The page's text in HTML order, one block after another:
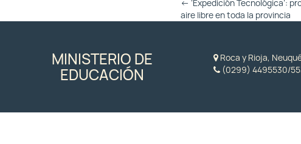
Entradas
← ‘Expedición Tecnológica’:
aire libre en toda la provincia
MINISTERIO DE
EDUCACIÓN
Roca y Rioja,
(0299) 4495530/